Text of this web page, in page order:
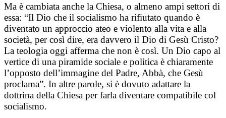
Ma è cambiata anche la Chiesa, o almeno ampi settori di
essa: “Il Dio che il socialismo ha rifiutato quando è
diventato un approccio ateo e violento alla vita e alla
società, per così dire, era davvero il Dio di Gesù Cristo?
La teologia oggi afferma che non è così. Un Dio capo al
vertice di una piramide sociale e politica è chiaramente
l’opposto dell’immagine del Padre, Abbà, che Gesù
proclama”. In altre parole, si è dovuto adattare la
dottrina della Chiesa per farla diventare compatibile col
socialismo.